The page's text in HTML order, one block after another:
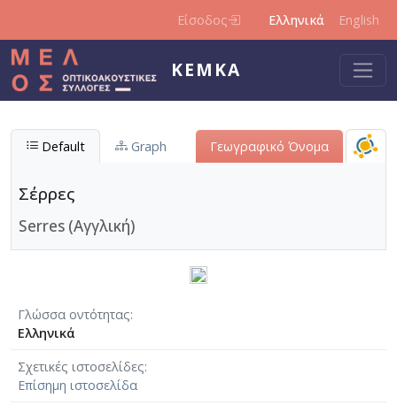
Είσοδος Ελληνικά English
ΚΕΜΚΑ
Default Graph Γεωγραφικό Όνομα
Σέρρες
Serres (Αγγλική)
Γλώσσα οντότητας
Ελληνικά
Σχετικές ιστοσελίδες
Επίσημη ιστοσελίδα